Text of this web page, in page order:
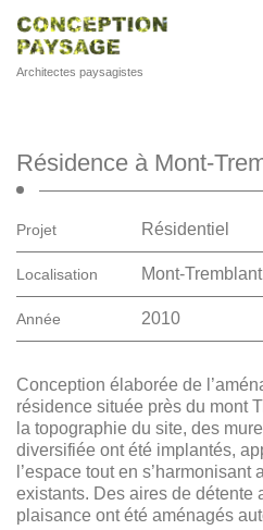
Architectes paysagistes
Résidence à Mont-
Projet Résidentiel
Localisation Mont-
Année 2010
Conception élaborée de
d’une résidence située près
Compte tenu de la
avec végétation diversifiée
apportant du dynamisme à
s’harmonisant avec les
de détente ainsi que des